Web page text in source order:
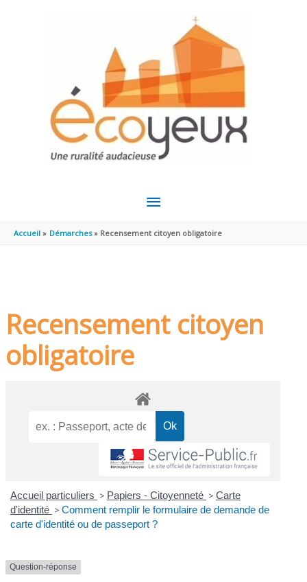
MENU
PRINCIPAL
Accueil Démarches Recensement citoyen obligatoire
Recensement citoyen
obligatoire
Accueil particuliers > Papiers - Citoyenneté > Carte
d'identité > Comment remplir le formulaire de demande de
carte d'identité ou de passeport ?
Question-réponse